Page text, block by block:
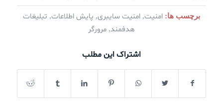
برچسب ها: امنیت, امنیت سایبری, پایش اطلاعات, تبلیغات
هدفمند, مرورگر
اشتراک این مطلب